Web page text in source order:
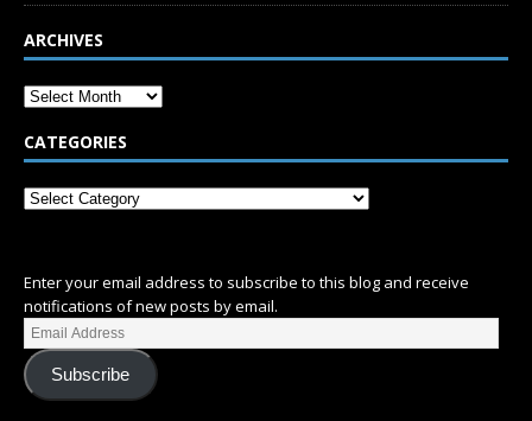
ARCHIVES
CATEGORIES
Enter your email address to subscribe to this blog and receive
notifications of new posts by email.
Subscribe